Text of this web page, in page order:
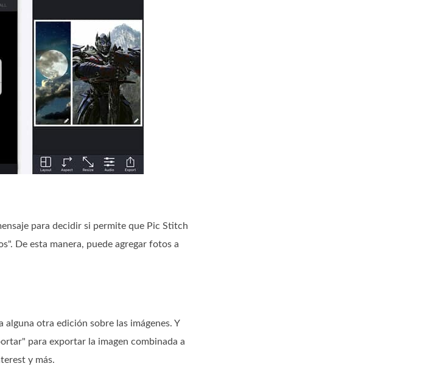
para decidir si permite que Pic Stitch
De esta manera, puede agregar fotos a
otra edición sobre las imágenes. Y
para exportar la imagen combinada a
y más.